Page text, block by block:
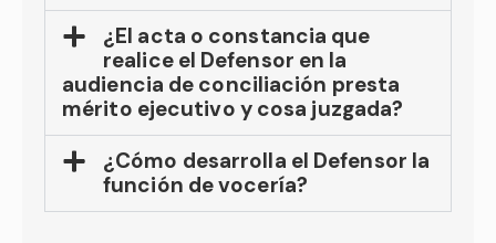
¿El acta o constancia que
realice el Defensor en la
audiencia de conciliación presta
mérito ejecutivo y cosa juzgada?
¿Cómo desarrolla el Defensor la
función de vocería?